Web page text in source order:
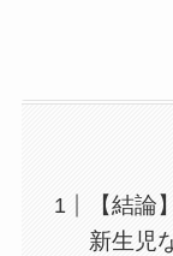
【結論
新生児